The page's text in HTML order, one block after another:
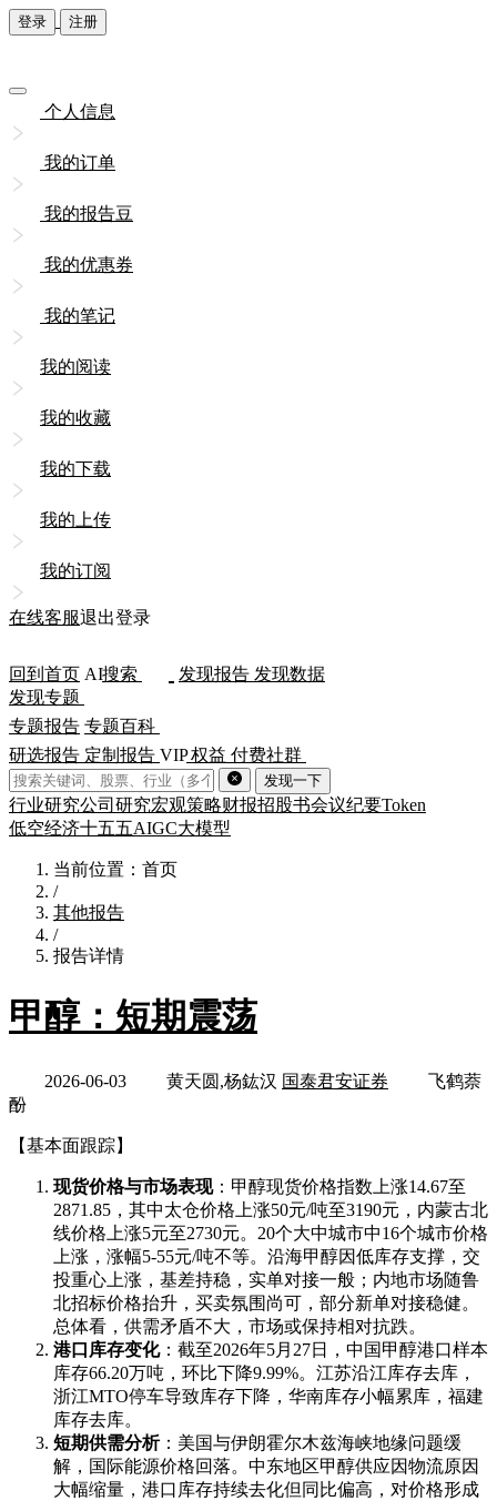
登录 注册
个人信息
我的订单
我的报告豆
我的优惠券
我的笔记
我的阅读
我的收藏
我的下载
我的上传
我的订阅
在线客服退出登录
回到首页 AI搜索 发现报告 发现数据
发现专题
专题报告 专题百科
研选报告 定制报告 VIP权益 付费社群
发现一下
行业研究公司研究宏观策略财报招股书会议纪要Token
低空经济十五五AIGC大模型
当前位置：首页
/
其他报告
/
报告详情
甲醇：短期震荡
2026-06-03 黄天圆,杨鈜汉 国泰君安证券
飞鹤萘
酚
【基本面跟踪】
现货价格与市场表现：甲醇现货价格指数上涨14.67至
2871.85，其中太仓价格上涨50元/吨至3190元，内蒙古北
线价格上涨5元至2730元。20个大中城市中16个城市价格
上涨，涨幅5-55元/吨不等。沿海甲醇因低库存支撑，交
投重心上涨，基差持稳，实单对接一般；内地市场随鲁
北招标价格抬升，买卖氛围尚可，部分新单对接稳健。
总体看，供需矛盾不大，市场或保持相对抗跌。
港口库存变化：截至2026年5月27日，中国甲醇港口样本
库存66.20万吨，环比下降9.99%。江苏沿江库存去库，
浙江MTO停车导致库存下降，华南库存小幅累库，福建
库存去库。
短期供需分析：美国与伊朗霍尔木兹海峡地缘问题缓
解，国际能源价格回落。中东地区甲醇供应因物流原因
大幅缩量，港口库存持续去化但同比偏高，对价格形成